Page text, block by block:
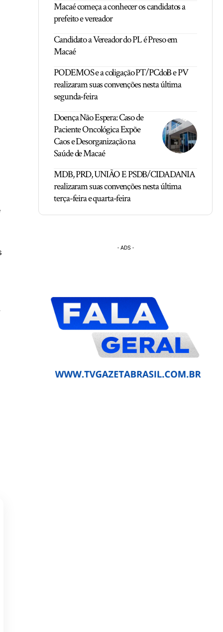
Macaé começa a conhecer os candidatos a
prefeito e vereador
Candidato a Vereador do PL é Preso em
Macaé
PODEMOS e a coligação PT/PCdoB e PV
realizaram suas convenções nesta última
segunda-feira
Doença Não Espera: Caso de
Paciente Oncológica Expõe
Caos e Desorganização na
Saúde de Macaé
MDB, PRD, UNIÃO E PSDB/CIDADANIA
realizaram suas convenções nesta última
terça-feira e quarta-feira
- ADS -